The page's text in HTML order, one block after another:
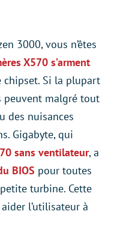
3000, vous n’êtes
X570 s’arment
Si la plupart
peuvent malgré tout
des nuisances
Gigabyte, qui
sans ventilateur, a
BIOS pour toutes
turbine. Cette
l’utilisateur à